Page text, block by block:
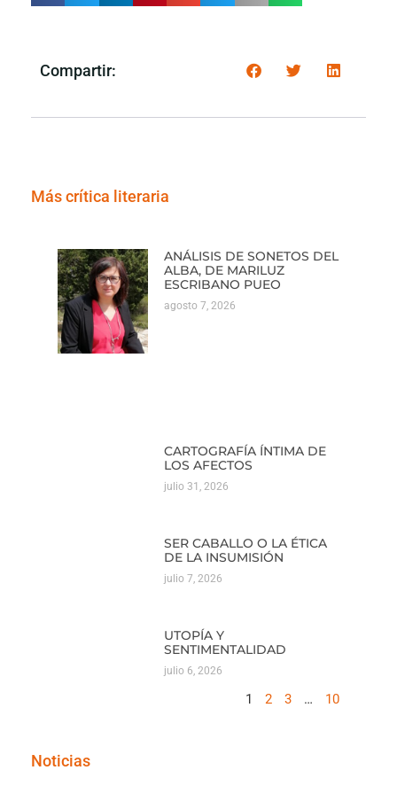
Compartir:
Más crítica literaria
ANÁLISIS DE SONETOS DEL
ALBA, DE MARILUZ
ESCRIBANO PUEO
agosto 7, 2026
CARTOGRAFÍA ÍNTIMA DE
LOS AFECTOS
julio 31, 2026
SER CABALLO O LA ÉTICA
DE LA INSUMISIÓN
julio 7, 2026
UTOPÍA Y
SENTIMENTALIDAD
julio 6, 2026
1 2 3 … 10
Noticias